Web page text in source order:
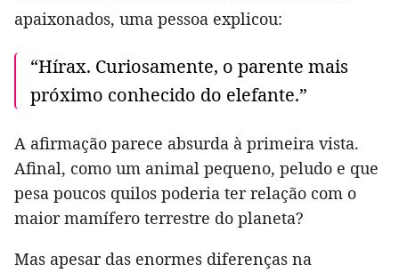
apaixonados, uma pessoa explicou:
“Hírax. Curiosamente, o parente mais
próximo conhecido do elefante.”
A afirmação parece absurda à primeira vista.
Afinal, como um animal pequeno, peludo e que
pesa poucos quilos poderia ter relação com o
maior mamífero terrestre do planeta?
Mas apesar das enormes diferenças na